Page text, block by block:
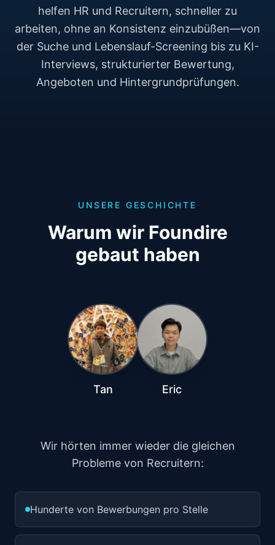
helfen HR und Recruitern, schneller zu
arbeiten, ohne an Konsistenz einzubüßen—von
der Suche und Lebenslauf-Screening bis zu KI-
Interviews, strukturierter Bewertung,
Angeboten und Hintergrundprüfungen.
UNSERE GESCHICHTE
Warum wir Foundire
gebaut haben
Tan Eric
Wir hörten immer wieder die gleichen
Probleme von Recruitern:
Hunderte von Bewerbungen pro Stelle